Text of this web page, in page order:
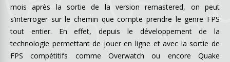
mois après la sortie de la version remastered, on peut
s’interroger sur le chemin que compte prendre le genre FPS
tout entier. En effet, depuis le développement de la
technologie permettant de jouer en ligne et avec la sortie de
FPS compétitifs comme Overwatch ou encore Quake